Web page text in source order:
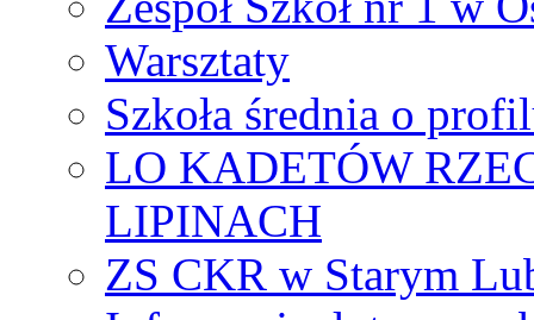
Warsztaty
Szkoła średnia o
LO KADETÓW
LIPINACH
ZS CKR w Starym